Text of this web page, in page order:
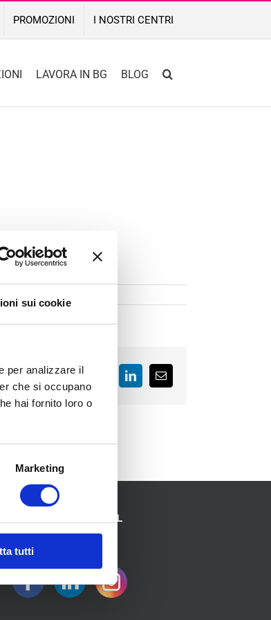
sui cookie
per analizzare il
che si occupano
hai fornito loro o
Marketing
tutti
PROMOZIONI I NOSTRI CENTRI
LAVORA IN BG BLOG
FacebookLinkedInEmail
SEGUICI SUI SOCIAL